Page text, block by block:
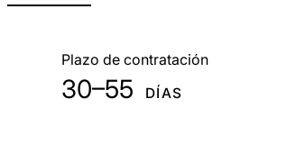
Plazo de contratación
30–55 DÍAS